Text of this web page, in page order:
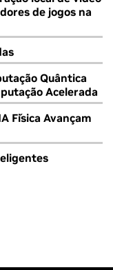
de jogos na
Quântica
Acelerada
Física Avançam